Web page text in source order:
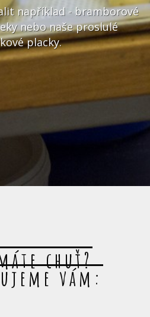
například - bramborové
nebo naše proslulé
placky.
chuť?
vám: